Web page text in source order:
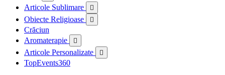
Articole Sublimare 
Obiecte Religioase 
Crăciun
Aromaterapie

Articole Personalizate 
TopEvents360